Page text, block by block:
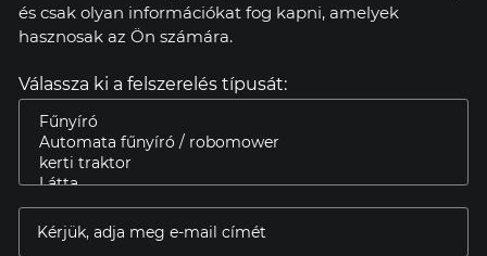
és csak olyan információkat fog kapni, amelyek
hasznosak az Ön számára.
Válassza ki a felszerelés típusát: